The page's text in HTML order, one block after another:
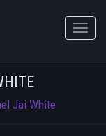
Toggle
Jai White